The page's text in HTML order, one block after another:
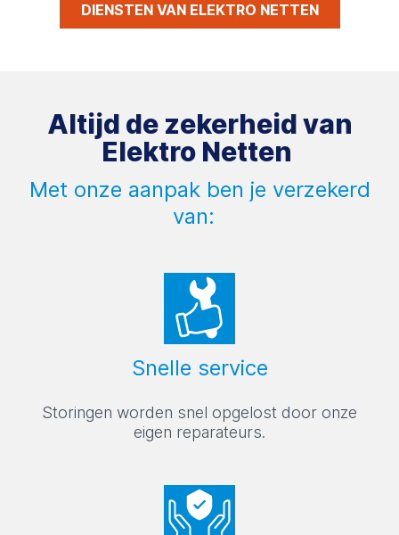
DIENSTEN VAN ELEKTRO NETTEN
Altijd de zekerheid van
Elektro Netten
Met onze aanpak ben je verzekerd
van:
Snelle service
Storingen worden snel opgelost door onze
eigen reparateurs.